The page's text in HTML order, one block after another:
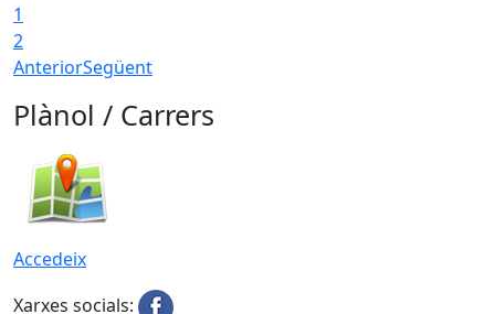
1
2
AnteriorSegüent
Plànol / Carrers
Accedeix
Xarxes socials: